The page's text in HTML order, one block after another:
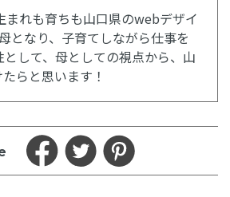
まれも育ちも山口県のwebデザイ
となり、子育てしながら仕事を
として、母としての視点から、山
らと思います！